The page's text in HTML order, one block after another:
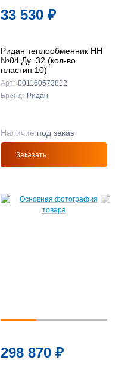
33 530 ₽
Ридан теплообменник НН
№04 Ду=32 (кол-во
пластин 10)
Арт: 001160573822
Бренд: Ридан
Наличие:под заказ
Заказать
298 870 ₽